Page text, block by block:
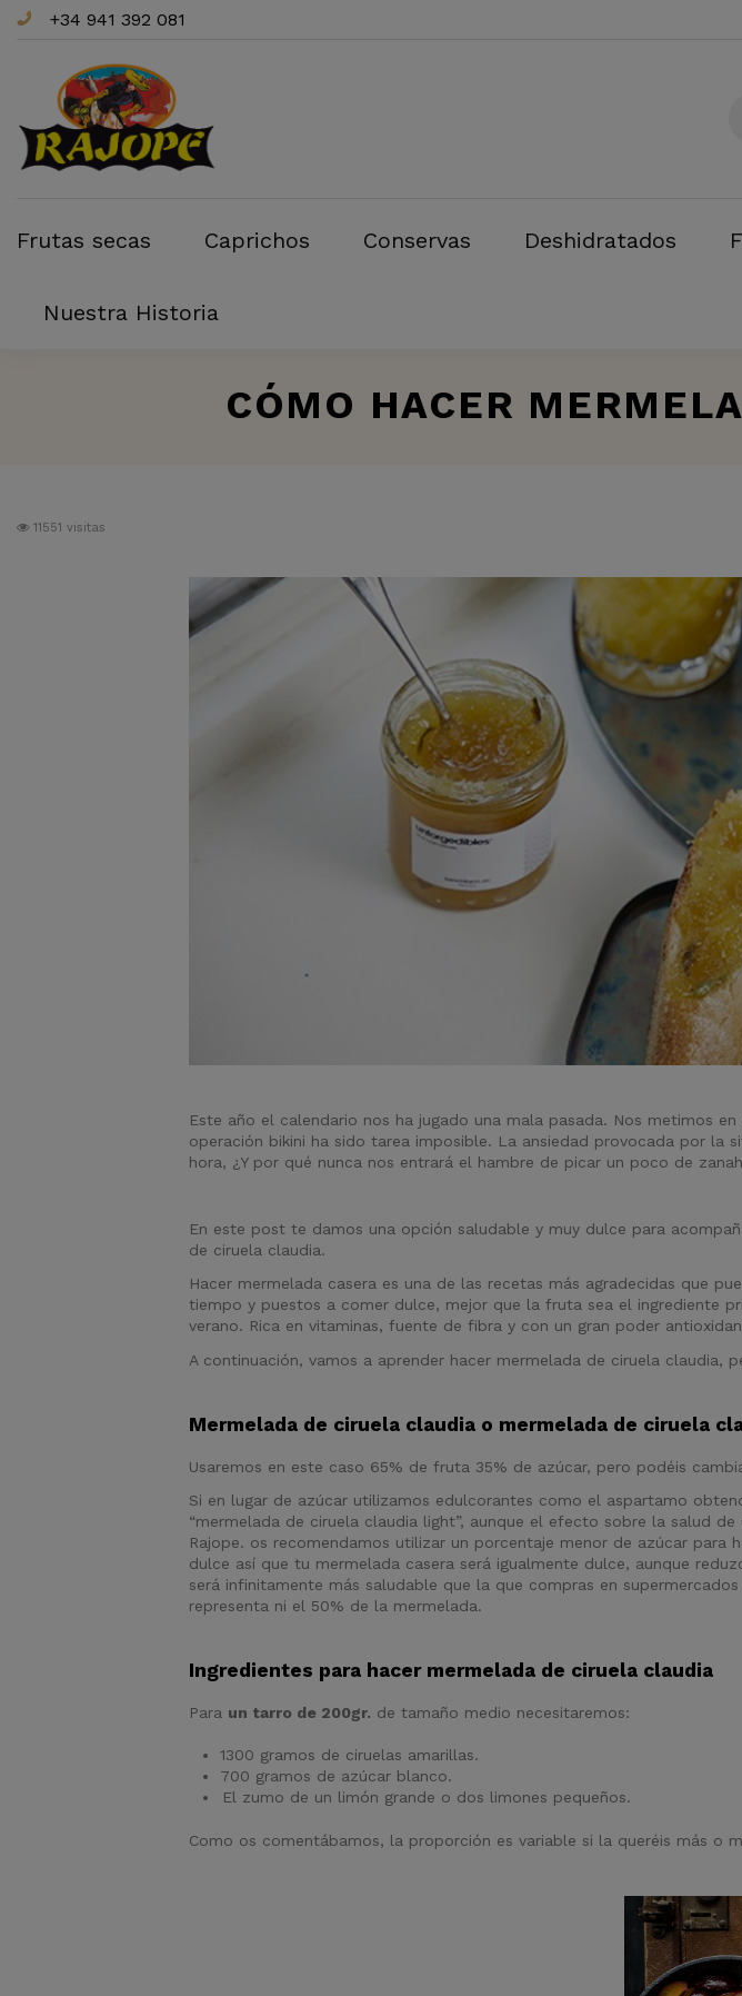
+34 941 392 081
Frutas secas Caprichos Conservas Deshidratados
Nuestra Historia
CÓMO HACER
11551 visitas
Este año el calendario nos ha jugado una mala pasada. Nos metimos
operación bikini ha sido tarea imposible. La ansiedad provocada por
hora, ¿Y por qué nunca nos entrará el hambre de picar un poco de
En este post te damos una opción saludable y muy dulce para
de ciruela claudia.
Hacer mermelada casera es una de las recetas más agradecidas que
tiempo y puestos a comer dulce, mejor que la fruta sea el ingrediente
verano. Rica en vitaminas, fuente de fibra y con un gran poder
A continuación, vamos a aprender hacer mermelada de ciruela claudia,
Mermelada de ciruela claudia o mermelada de ciruela
Usaremos en este caso 65% de fruta 35% de azúcar, pero podéis
Si en lugar de azúcar utilizamos edulcorantes como el aspartamo
“mermelada de ciruela claudia light”, aunque el efecto sobre la salud
Rajope. os recomendamos utilizar un porcentaje menor de azúcar
dulce así que tu mermelada casera será igualmente dulce, aunque
será infinitamente más saludable que la que compras en
representa ni el 50% de la mermelada.
Ingredientes para hacer mermelada de ciruela claudia
Para un tarro de 200gr. de tamaño medio necesitaremos:
1300 gramos de ciruelas amarillas.
700 gramos de azúcar blanco.
El zumo de un limón grande o dos limones pequeños.
Como os comentábamos, la proporción es variable si la queréis más o